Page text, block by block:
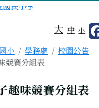
大 中 小
域
小 學務處
校園公告
競賽分組表
頁
趣味競賽分組表